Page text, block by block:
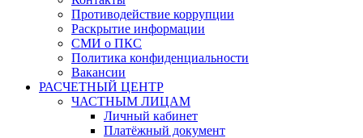
Противодействие коррупции
Раскрытие информации
СМИ о ПКС
Политика конфиденциальности
Вакансии
РАСЧЕТНЫЙ ЦЕНТР
ЧАСТНЫМ ЛИЦАМ
Личный кабинет
Платёжный документ